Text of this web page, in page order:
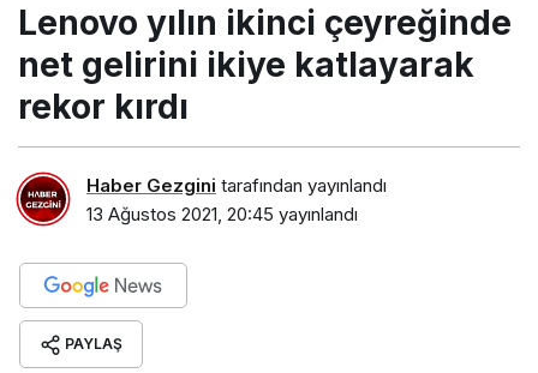
ikiye katlayarak rekor
kırdı
Lenovo yılın ikinci çeyreğinde
net gelirini ikiye katlayarak
rekor kırdı
Haber Gezgini tarafından yayınlandı
13 Ağustos 2021, 20:45 yayınlandı
PAYLAŞ